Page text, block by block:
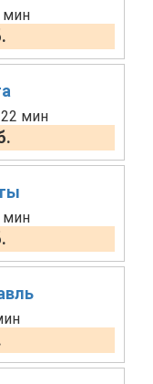
мин
мин
мин